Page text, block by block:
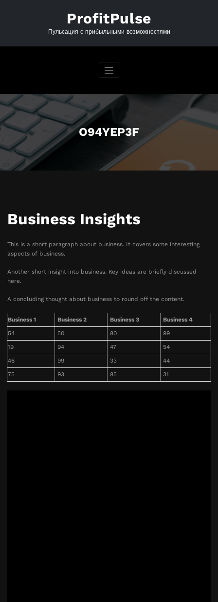
ProfitPulse
Пульсация с прибыльными возможностями
O94YEP3F
Business Insights
This is a short paragraph about business. It covers some interesting
aspects of business.
Another short insight into business. Key ideas are briefly discussed
here.
A concluding thought about business to round off the content.
Business 1 Business 2 Business 3
Business 4
54
50 80
99
19
94 47
54
46
99 33
44
75
93 85 31